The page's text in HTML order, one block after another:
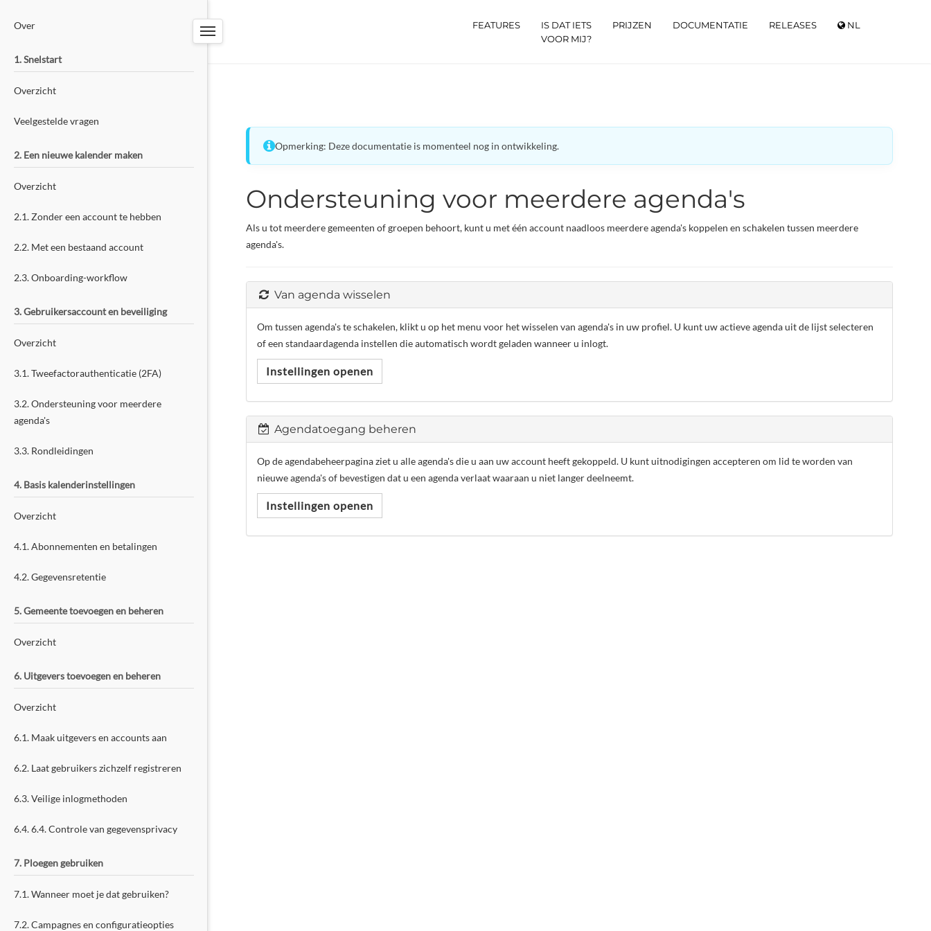
BOEKINGSSYSTEEM
FEATURES
IS DAT IETS
VOOR MIJ?
PRIJZEN DOCUMENTATIE RELEASES NL
Over
1. Snelstart
Overzicht
Veelgestelde vragen
2. Een nieuwe kalender maken
Overzicht
2.1. Zonder een account te hebben
2.2. Met een bestaand account
2.3. Onboarding-workflow
3. Gebruikersaccount en beveiliging
Overzicht
3.1. Tweefactorauthenticatie (2FA)
3.2. Ondersteuning voor meerdere
agenda's
3.3. Rondleidingen
4. Basis kalenderinstellingen
Overzicht
4.1. Abonnementen en betalingen
4.2. Gegevensretentie
5. Gemeente toevoegen en beheren
Overzicht
6. Uitgevers toevoegen en beheren
Overzicht
6.1. Maak uitgevers en accounts aan
6.2. Laat gebruikers zichzelf registreren
6.3. Veilige inlogmethoden
6.4. 6.4. Controle van gegevensprivacy
7. Ploegen gebruiken
7.1. Wanneer moet je dat gebruiken?
7.2. Campagnes en configuratieopties
Opmerking: Deze documentatie is momenteel nog in ontwikkeling.
Ondersteuning voor meerdere agenda's
Als u tot meerdere gemeenten of groepen behoort, kunt u met één account naadloos meerdere agenda's koppelen en schakelen tussen meerdere
agenda's.
Van agenda wisselen
Om tussen agenda's te schakelen, klikt u op het menu voor het wisselen van agenda's in uw profiel. U kunt uw actieve agenda uit de lijst selecteren
of een standaardagenda instellen die automatisch wordt geladen wanneer u inlogt.
Instellingen openen
Agendatoegang beheren
Op de agendabeheerpagina ziet u alle agenda's die u aan uw account heeft gekoppeld. U kunt uitnodigingen accepteren om lid te worden van
nieuwe agenda's of bevestigen dat u een agenda verlaat waaraan u niet langer deelneemt.
Instellingen openen